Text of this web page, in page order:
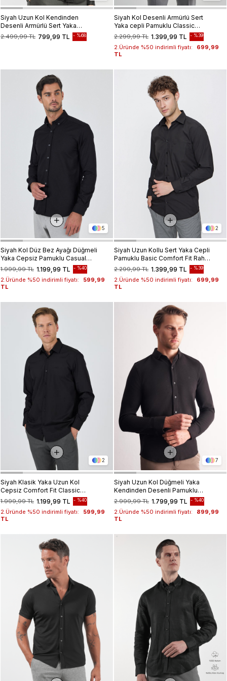
Siyah Uzun Kol Kendinden
Desenli Armürlü Sert Yaka
Classic Slim Fit Gömlek
1004245153
799,99 TL
2.499,99 TL %68
Siyah Kol Desenli Armürlü Sert
Yaka cepli Pamuklu Classic
Comfort Fit Gömlek 1004250171
1.399,99 TL
2.299,99 TL %39
2.Üründe %50 indirimli fiyatı:
699,99
TL
5
Siyah Kol Düz Bez Ayağı Düğmeli
Yaka Cepsiz Pamuklu Casual
Slim Fit Gömlek 1004250212
1.199,99 TL
1.999,99 TL %40
2.Üründe %50 indirimli fiyatı:
599,99
TL
2
Siyah Uzun Kollu Sert Yaka Cepli
Pamuklu Basic Comfort Fit Rahat
Kesim Gömlek 1004240051
1.399,99 TL
2.299,99 TL %39
2.Üründe %50 indirimli fiyatı:
699,99
TL
2
Siyah Klasik Yaka Uzun Kol
Cepsiz Comfort Fit Classic
Pamuklu Gömlek Gömlek
1004250287
1.199,99 TL
1.999,99 TL %40
2.Üründe %50 indirimli fiyatı:
599,99
TL
7
Siyah Uzun Kol Düğmeli Yaka
Kendinden Desenli Pamuklu
Slim Fit Gömlek 1004255267
1.799,99 TL
2.999,99 TL %40
2.Üründe %50 indirimli fiyatı:
899,99
TL